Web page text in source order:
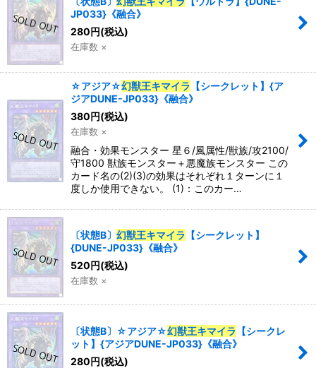
JP033}《融合》
280円(税込)
在庫数 ×
☆アジア☆幻獣王キマイラ 【シークレット】{ア
ジアDUNE-JP033}《融合》
380円(税込)
在庫数 ×
融合・効果モンスター 星６/風属性/獣族/攻2100/
守1800 獣族モンスター＋悪魔族モンスター この
カード名の(2)(3)の効果はそれぞれ１ターンに１
度しか使用できない。 (1)：このカー…
〔状態B〕 幻獣王キマイラ 【シークレット】
{DUNE-JP033}《融合》
520円(税込)
在庫数 ×
〔状態B〕☆アジア☆幻獣王キマイラ 【シークレ
ット】{アジアDUNE-JP033}《融合》
280円(税込)